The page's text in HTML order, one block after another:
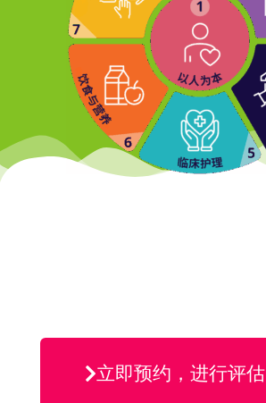
立即预约，进行评估